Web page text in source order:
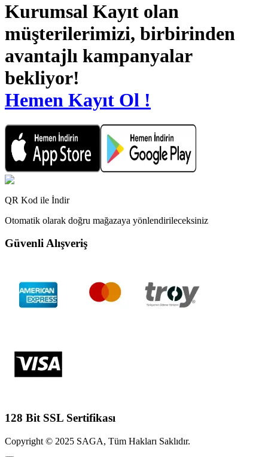
Kurumsal Kayıt olan
müşterilerimizi, birbirinden
avantajlı kampanyalar
bekliyor!
Hemen Kayıt Ol !
QR Kod ile İndir
Otomatik olarak doğru mağazaya yönlendirileceksiniz
Güvenli Alışveriş
128 Bit SSL Sertifikası
Copyright © 2025 SAGA, Tüm Hakları Saklıdır.